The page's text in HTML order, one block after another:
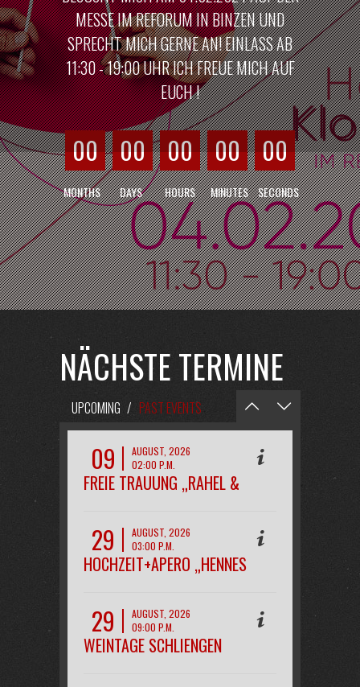
MESSE IM REFORUM IN BINZEN UND
SPRECHT MICH GERNE AN! EINLASS AB
11:30 - 19:00 UHR ICH FREUE MICH AUF
EUCH !
00 00 00 00 00
MONTHS DAYS HOURS MINUTES SECONDS
NÄCHSTE TERMINE
UPCOMING / PAST EVENTS
09
AUGUST, 2026
02:00 P.M.
FREIE TRAUUNG „RAHEL &
29
AUGUST, 2026
03:00 P.M.
HOCHZEIT+APERO „HENNES
29
AUGUST, 2026
09:00 P.M.
WEINTAGE SCHLIENGEN